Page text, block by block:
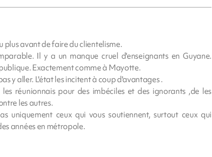
plus avant de faire du clientelisme.
Il y a un manque cruel d'enseignants en Guyane.
Exactement comme à Mayotte.
y aller. L'état les incitent à coup d'avantages .
réunionnais pour des imbéciles et des ignorants ,de les
les autres.
uniquement ceux qui vous soutiennent, surtout ceux qui
années en métropole.